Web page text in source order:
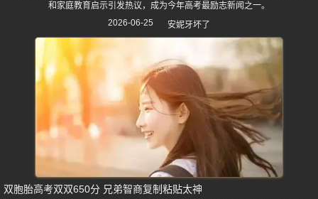
和家庭教育启示引发热议，成为今年高考最励志新闻之一。
2026-06-25
安妮牙坏了
双胞胎高考双双650分 兄弟智商复制粘贴太神